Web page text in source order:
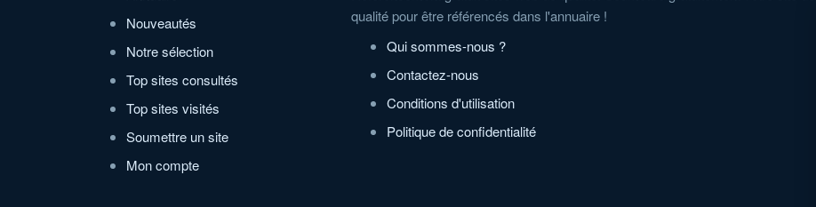
Nouveautés
Notre sélection
Top sites consultés
Top sites visités
Soumettre un site
Mon compte
qualité pour être référencés dans l'annuaire !
Qui sommes-nous ?
Contactez-nous
Conditions d'utilisation
Politique de confidentialité